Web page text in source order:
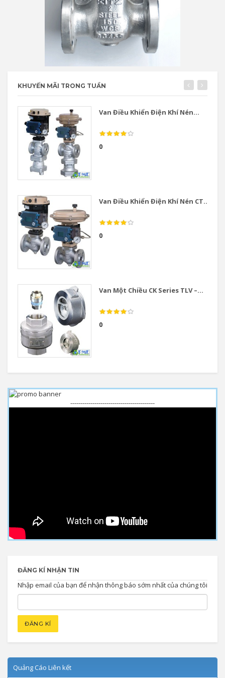
KHUYẾN MÃI TRONG TUẦN
Van Điều Khiển Điện Khí Nén...
0
Van Điều Khiển Điện Khí Nén CT...
0
Van Một Chiều CK Series TLV –...
0
------------------------------------------
ĐĂNG KÍ NHẬN TIN
Nhập email của bạn để nhận thông báo sớm nhất của chúng tôi
Quảng Cáo Liên kết